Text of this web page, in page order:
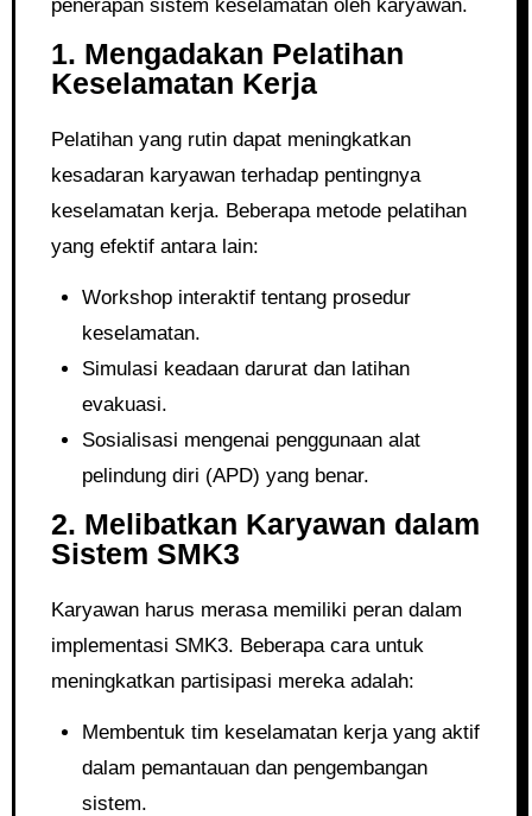
penerapan sistem keselamatan oleh karyawan.
1. Mengadakan Pelatihan
Keselamatan Kerja
Pelatihan yang rutin dapat meningkatkan
kesadaran karyawan terhadap pentingnya
keselamatan kerja. Beberapa metode pelatihan
yang efektif antara lain:
Workshop interaktif tentang prosedur
keselamatan.
Simulasi keadaan darurat dan latihan
evakuasi.
Sosialisasi mengenai penggunaan alat
pelindung diri (APD) yang benar.
2. Melibatkan Karyawan dalam
Sistem SMK3
Karyawan harus merasa memiliki peran dalam
implementasi SMK3. Beberapa cara untuk
meningkatkan partisipasi mereka adalah:
Membentuk tim keselamatan kerja yang aktif
dalam pemantauan dan pengembangan
sistem.